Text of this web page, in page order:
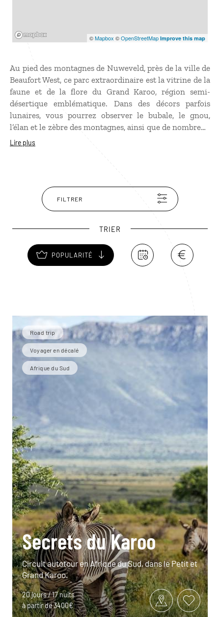
©Mapbox ©OpenStreetMap Improve this map
Au pied des montagnes de Nuweveld, près de la ville de
Beaufort West, ce parc extraordinaire est la vitrine de la
faune et de la flore du Grand Karoo, région semi-
désertique emblématique. Dans des décors parfois
lunaires, vous pourrez observer le bubale, le gnou,
l’élan et le zèbre des montagnes, ainsi que de nombreux
reptiles. Situé à l’emplacement d’une ancienne mer
Lire plus
FILTRER
TRIER
POPULARITÉ
Road trip
Voyager en décalé
Afrique du Sud
Secrets du Karoo
Circuit autotour en Afrique du Sud, dans le Petit et
Grand Karoo.
20 jours / 17 nuits
à partir de 3400€